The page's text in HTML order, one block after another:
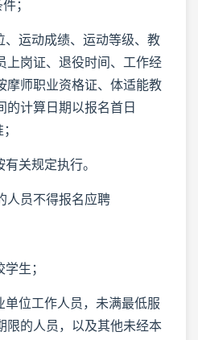
；
运动成绩、运动等级、教
上岗证、退役时间、工作经
摩师职业资格证、体适能教
的计算日期以报名首日
关规定执行。
人员不得报名应聘
生；
位工作人员，未满最低服
限的人员，以及其他未经本